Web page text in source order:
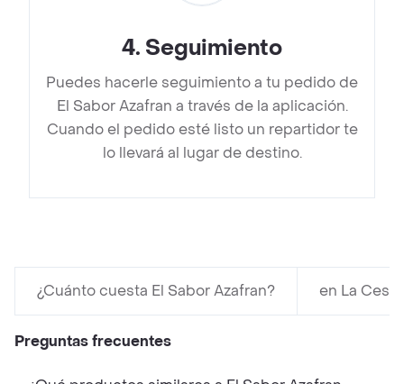
4. Seguimiento
Puedes hacerle seguimiento a tu pedido de
El Sabor Azafran a través de la aplicación.
Cuando el pedido esté listo un repartidor te
lo llevará al lugar de destino.
¿Cuánto cuesta El Sabor Azafran? en La
Preguntas frecuentes